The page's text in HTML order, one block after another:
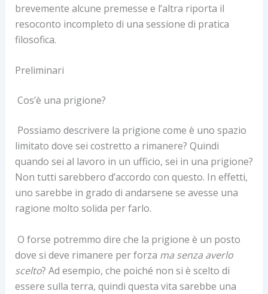
brevemente alcune premesse e l’altra riporta il
resoconto incompleto di una sessione di pratica
filosofica.
Preliminari
Cos’è una prigione?
Possiamo descrivere la prigione come è uno spazio
limitato dove sei costretto a rimanere? Quindi
quando sei al lavoro in un ufficio, sei in una prigione?
Non tutti sarebbero d’accordo con questo. In effetti,
uno sarebbe in grado di andarsene se avesse una
ragione molto solida per farlo.
O forse potremmo dire che la prigione è un posto
dove si deve rimanere per forza ma senza averlo
scelto? Ad esempio, che poiché non si è scelto di
essere sulla terra, quindi questa vita sarebbe una